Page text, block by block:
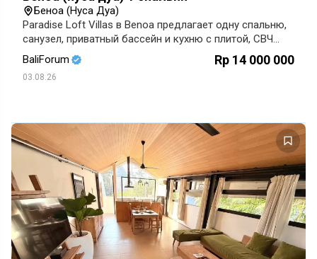
Беноа (Нуса Дуа)
Paradise Loft Villas в Benoa предлагает одну спальню,
санузел, приватный бассейн и кухню с плитой, СВЧ
и холодильником. Есть Wi-Fi 100 Мбит/с, Smart
TV и кондиционеры.
BaliForum
03.08.26
Rp 14 000 000